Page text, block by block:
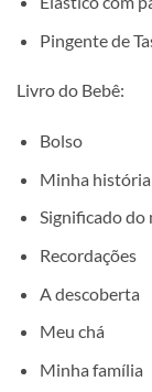
Pingente de
Livro do Bebê:
Bolso
Minha história
Significado do
Recordações
A descoberta
Meu chá
Minha família